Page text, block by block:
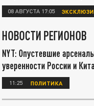
08 АВГУСТА 17:05
НОВОСТИ РЕГИОНОВ
NYT: Опустевшие
уверенности России и
11:25 ПОЛИТИКА